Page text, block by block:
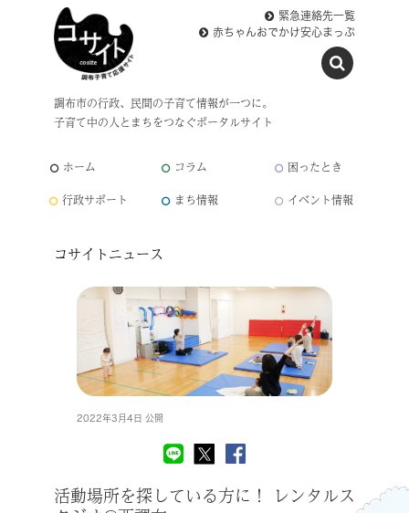
調布市の行政、民間の子育て情報が一つに。
子育て中の人とまちをつなぐポータルサイト
緊急連絡先一覧
赤ちゃんおでかけ安心まっぷ
ホーム コラム
困ったとき
行政サポート
まち情報 イベント情報
コサイトニュース
2022年3月4日 公開
活動場所を探している方に！ レンタルス